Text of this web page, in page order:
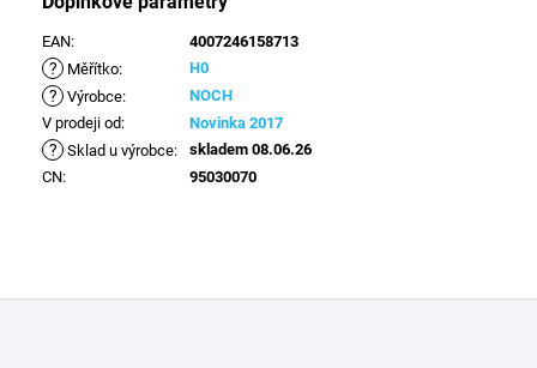
EAN: 4007246158713
? Měřítko: H0
? Výrobce:
NOCH
V prodeji od: Novinka 2017
? Sklad u výrobce:
skladem 08.06.26
CN: 95030070